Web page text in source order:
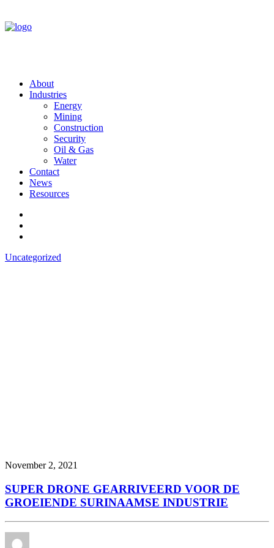
About
Industries
Energy
Mining
Construction
Security
Oil & Gas
Water
Contact
News
Resources
Uncategorized
November 2, 2021
SUPER DRONE GEARRIVEERD VOOR DE
GROEIENDE SURINAAMSE INDUSTRIE